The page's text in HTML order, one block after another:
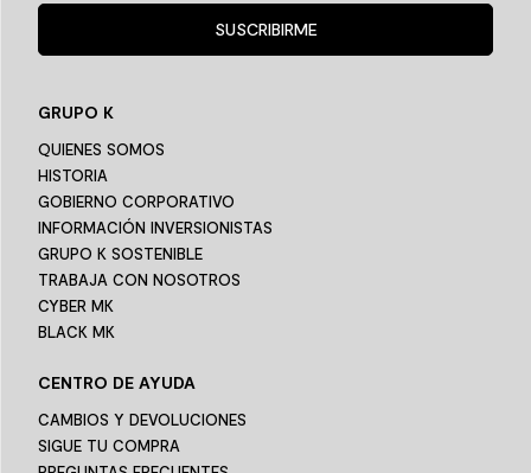
SUSCRIBIRME
GRUPO K
QUIENES SOMOS
HISTORIA
GOBIERNO CORPORATIVO
INFORMACIÓN INVERSIONISTAS
GRUPO K SOSTENIBLE
TRABAJA CON NOSOTROS
CYBER MK
BLACK MK
CENTRO DE AYUDA
CAMBIOS Y DEVOLUCIONES
SIGUE TU COMPRA